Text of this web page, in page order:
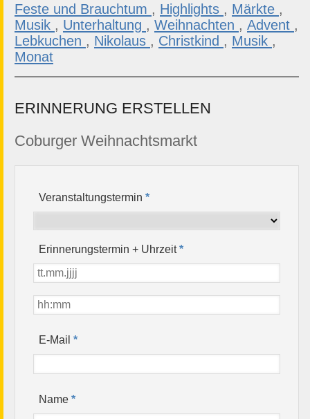
Feste und Brauchtum , Highlights , Märkte ,
Musik , Unterhaltung , Weihnachten , Advent ,
Lebkuchen , Nikolaus , Christkind , Musik ,
Monat
ERINNERUNG ERSTELLEN
Coburger Weihnachtsmarkt
Veranstaltungstermin*
Erinnerungstermin + Uhrzeit*
E-Mail*
Name*